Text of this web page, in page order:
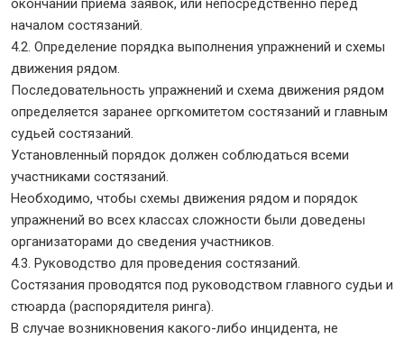
окончании приема заявок, или непосредственно перед
началом состязаний.
4.2. Определение порядка выполнения упражнений и схемы
движения рядом.
Последовательность упражнений и схема движения рядом
определяется заранее оргкомитетом состязаний и главным
судьей состязаний.
Установленный порядок должен соблюдаться всеми
участниками состязаний.
Необходимо, чтобы схемы движения рядом и порядок
упражнений во всех классах сложности были доведены
организаторами до сведения участников.
4.3. Руководство для проведения состязаний.
Состязания проводятся под руководством главного судьи и
стюарда (распорядителя ринга).
В случае возникновения какого-либо инцидента, не